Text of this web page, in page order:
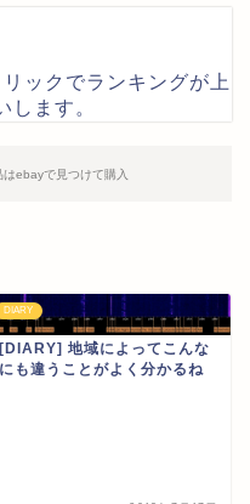
ックでランキングが上
します。
ebayで見つけて購入
DIARY
[DIARY] 地域によってこんな
にも違うことがよく分かるね